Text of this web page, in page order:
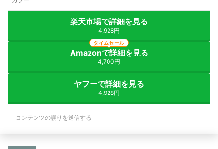
楽天市場で詳細を見る
4,928円
Amazonで詳細を見る
4,700円
タイムセール
ヤフーで詳細を見る
4,928円
コンテンツの誤りを送信する